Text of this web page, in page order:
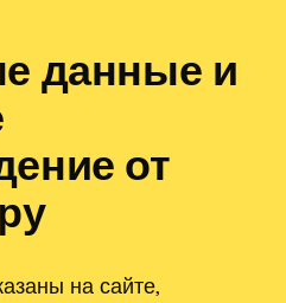
данные и
от
на сайте,